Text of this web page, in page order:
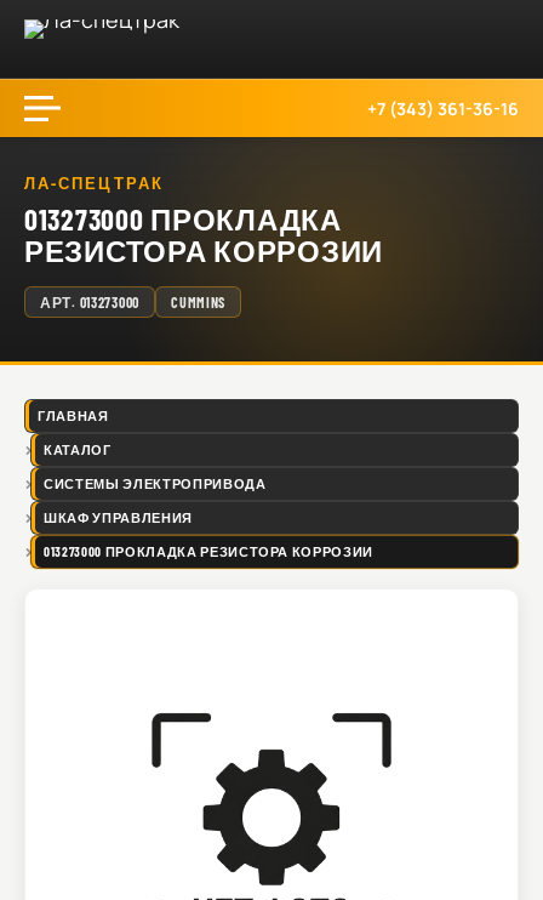
+7 (343) 361-36-16
ЛА-СПЕЦТРАК
013273000 ПРОКЛАДКА
РЕЗИСТОРА КОРРОЗИИ
АРТ. 013273000 CUMMINS
ГЛАВНАЯ
КАТАЛОГ
СИСТЕМЫ ЭЛЕКТРОПРИВОДА
ШКАФ УПРАВЛЕНИЯ
013273000 ПРОКЛАДКА РЕЗИСТОРА КОРРОЗИИ